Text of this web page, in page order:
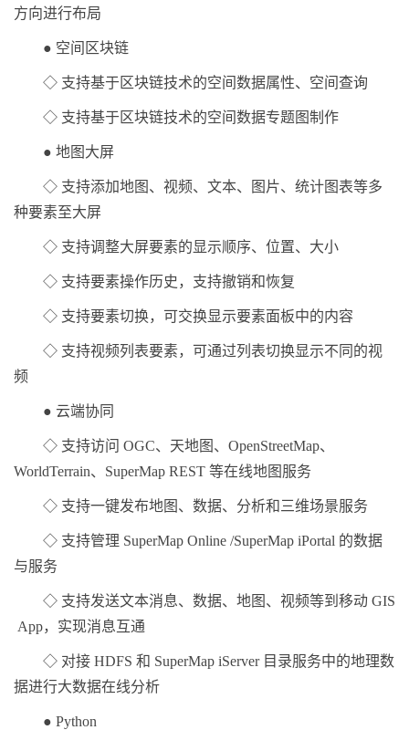
方向进行布局
● 空间区块链
◇ 支持基于区块链技术的空间数据属性、空间查询
◇ 支持基于区块链技术的空间数据专题图制作
● 地图大屏
◇ 支持添加地图、视频、文本、图片、统计图表等多
种要素至大屏
◇ 支持调整大屏要素的显示顺序、位置、大小
◇ 支持要素操作历史，支持撤销和恢复
◇ 支持要素切换，可交换显示要素面板中的内容
◇ 支持视频列表要素，可通过列表切换显示不同的视
频
● 云端协同
◇ 支持访问 OGC、天地图、OpenStreetMap、
WorldTerrain、SuperMap REST 等在线地图服务
◇ 支持一键发布地图、数据、分析和三维场景服务
◇ 支持管理 SuperMap Online /SuperMap iPortal 的数据
与服务
◇ 支持发送文本消息、数据、地图、视频等到移动 GIS
App，实现消息互通
◇ 对接 HDFS 和 SuperMap iServer 目录服务中的地理数
据进行大数据在线分析
● Python